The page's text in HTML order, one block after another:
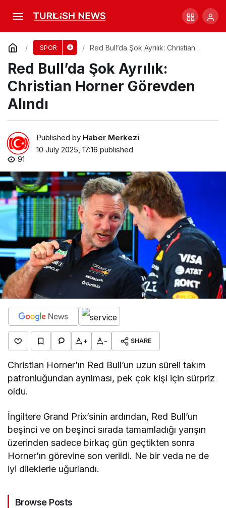
SPOR
Red Bull’da Şok Ayrılık: Christian
Red Bull’da Şok Ayrılık:
Christian Horner Görevden
Alındı
Published by Haber Merkezi
10 July 2025, 17:16 published
91
+ - SHARE
Christian Horner’ın Red Bull’un uzun süreli takım
patronluğundan ayrılması, pek çok kişi için sürpriz
oldu.
İngiltere Grand Prix’sinin ardından, Red Bull’un
beşinci ve on beşinci sırada tamamladığı yarışın
üzerinden sadece birkaç gün geçtikten sonra
Horner’ın görevine son verildi. Ne bir veda ne de
iyi dileklerle uğurlandı.
Browse Posts
Bulls ve Giddey Arasında Sözleşme Krizi!
Comment